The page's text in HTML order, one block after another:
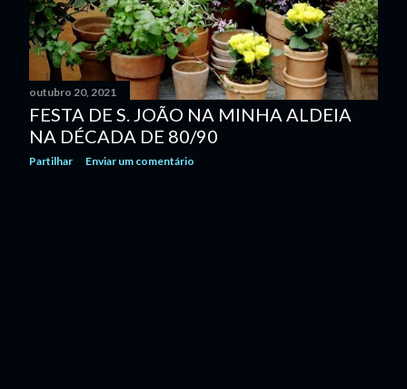
n
s
outubro 20, 2021
FESTA DE S. JOÃO NA MINHA ALDEIA
NA DÉCADA DE 80/90
Partilhar Enviar um comentário